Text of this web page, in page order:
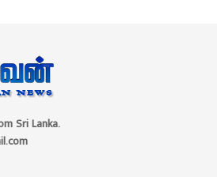
Sri Lanka.